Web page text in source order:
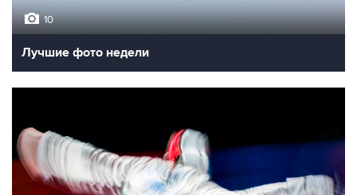
10
Лучшие фото недели